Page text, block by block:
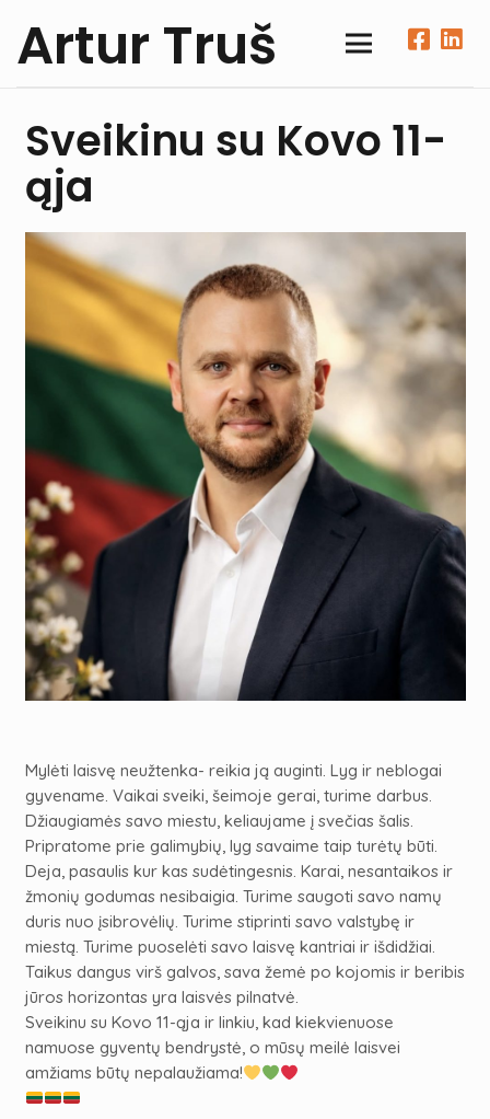
Artur Truš
Sveikinu su Kovo 11-
ąja
Mylėti laisvę neužtenka- reikia ją auginti. Lyg ir neblogai
gyvename. Vaikai sveiki, šeimoje gerai, turime darbus.
Džiaugiamės savo miestu, keliaujame į svečias šalis.
Pripratome prie galimybių, lyg savaime taip turėtų būti.
Deja, pasaulis kur kas sudėtingesnis. Karai, nesantaikos ir
žmonių godumas nesibaigia. Turime saugoti savo namų
duris nuo įsibrovėlių. Turime stiprinti savo valstybę ir
miestą. Turime puoselėti savo laisvę kantriai ir išdidžiai.
Taikus dangus virš galvos, sava žemė po kojomis ir beribis
jūros horizontas yra laisvės pilnatvė.
Sveikinu su Kovo 11-ąja ir linkiu, kad kiekvienuose
namuose gyventų bendrystė, o mūsų meilė laisvei
amžiams būtų nepalaužiama!